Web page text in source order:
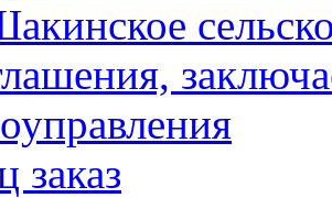
заказ